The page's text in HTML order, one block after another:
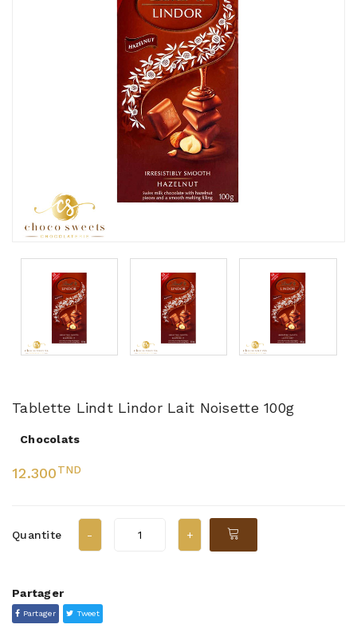
Tablette Lindt Lindor Lait Noisette 100g
Chocolats
12.300TND
Quantite
Partager
Partager Tweet